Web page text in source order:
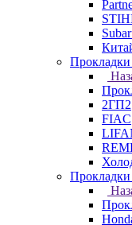
Прокладки
2ГП2
FIAC
Прокладки